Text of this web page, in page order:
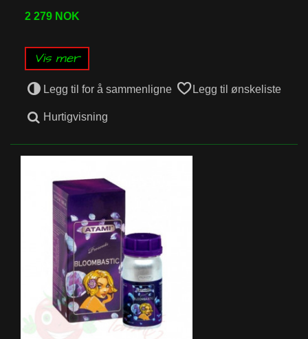
2 279 NOK
Vis mer
Legg til for å sammenligne Legg til ønskeliste
Hurtigvisning